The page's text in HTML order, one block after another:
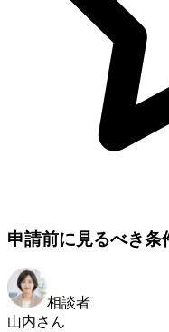
申請前に見るべき条
相談者
山内さん